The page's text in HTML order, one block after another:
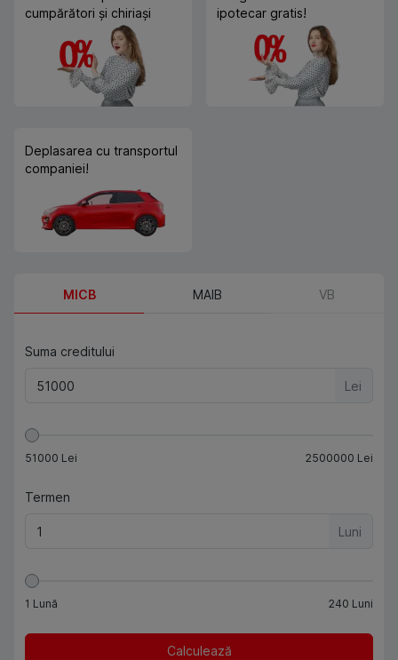
cumpărători și chiriași
ipotecar gratis!
Deplasarea cu transportul
companiei!
MICB MAIB VB
Suma creditului
Lei
51000 Lei 2500000 Lei
Termen
Luni
1 Lună 240 Luni
Calculează